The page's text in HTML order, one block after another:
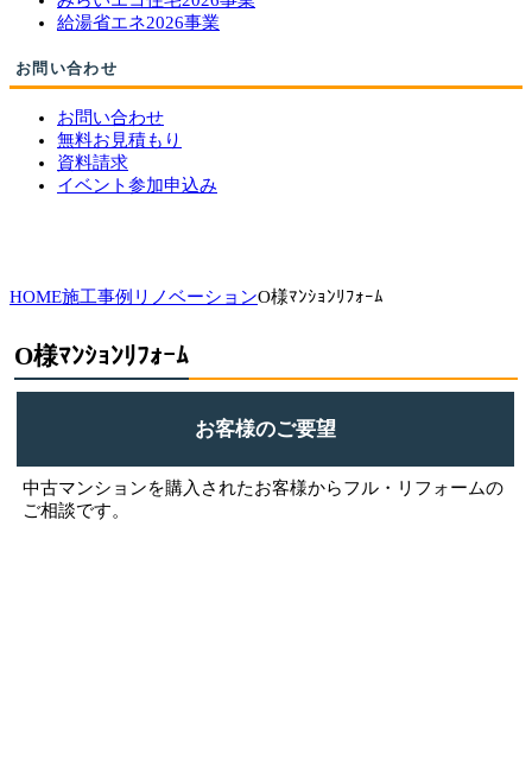
給湯省エネ2026事業
お問い合わせ
お問い合わせ
無料お見積もり
資料請求
イベント参加申込み
HOME施工事例 リノベーションO様ﾏﾝｼｮﾝﾘﾌｫｰﾑ
O様ﾏﾝｼｮﾝﾘﾌｫｰﾑ
お客様のご要望
中古マンションを購入されたお客様からフル・リフォームの
ご相談です。